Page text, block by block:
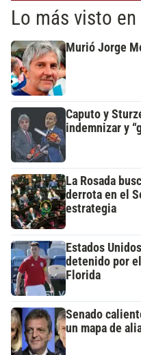
Lo más visto en
Murió Jorge
Caputo y
indemnizar y
La Rosada
derrota en el
estrategia
Estados
detenido por
Florida
Senado
un mapa de